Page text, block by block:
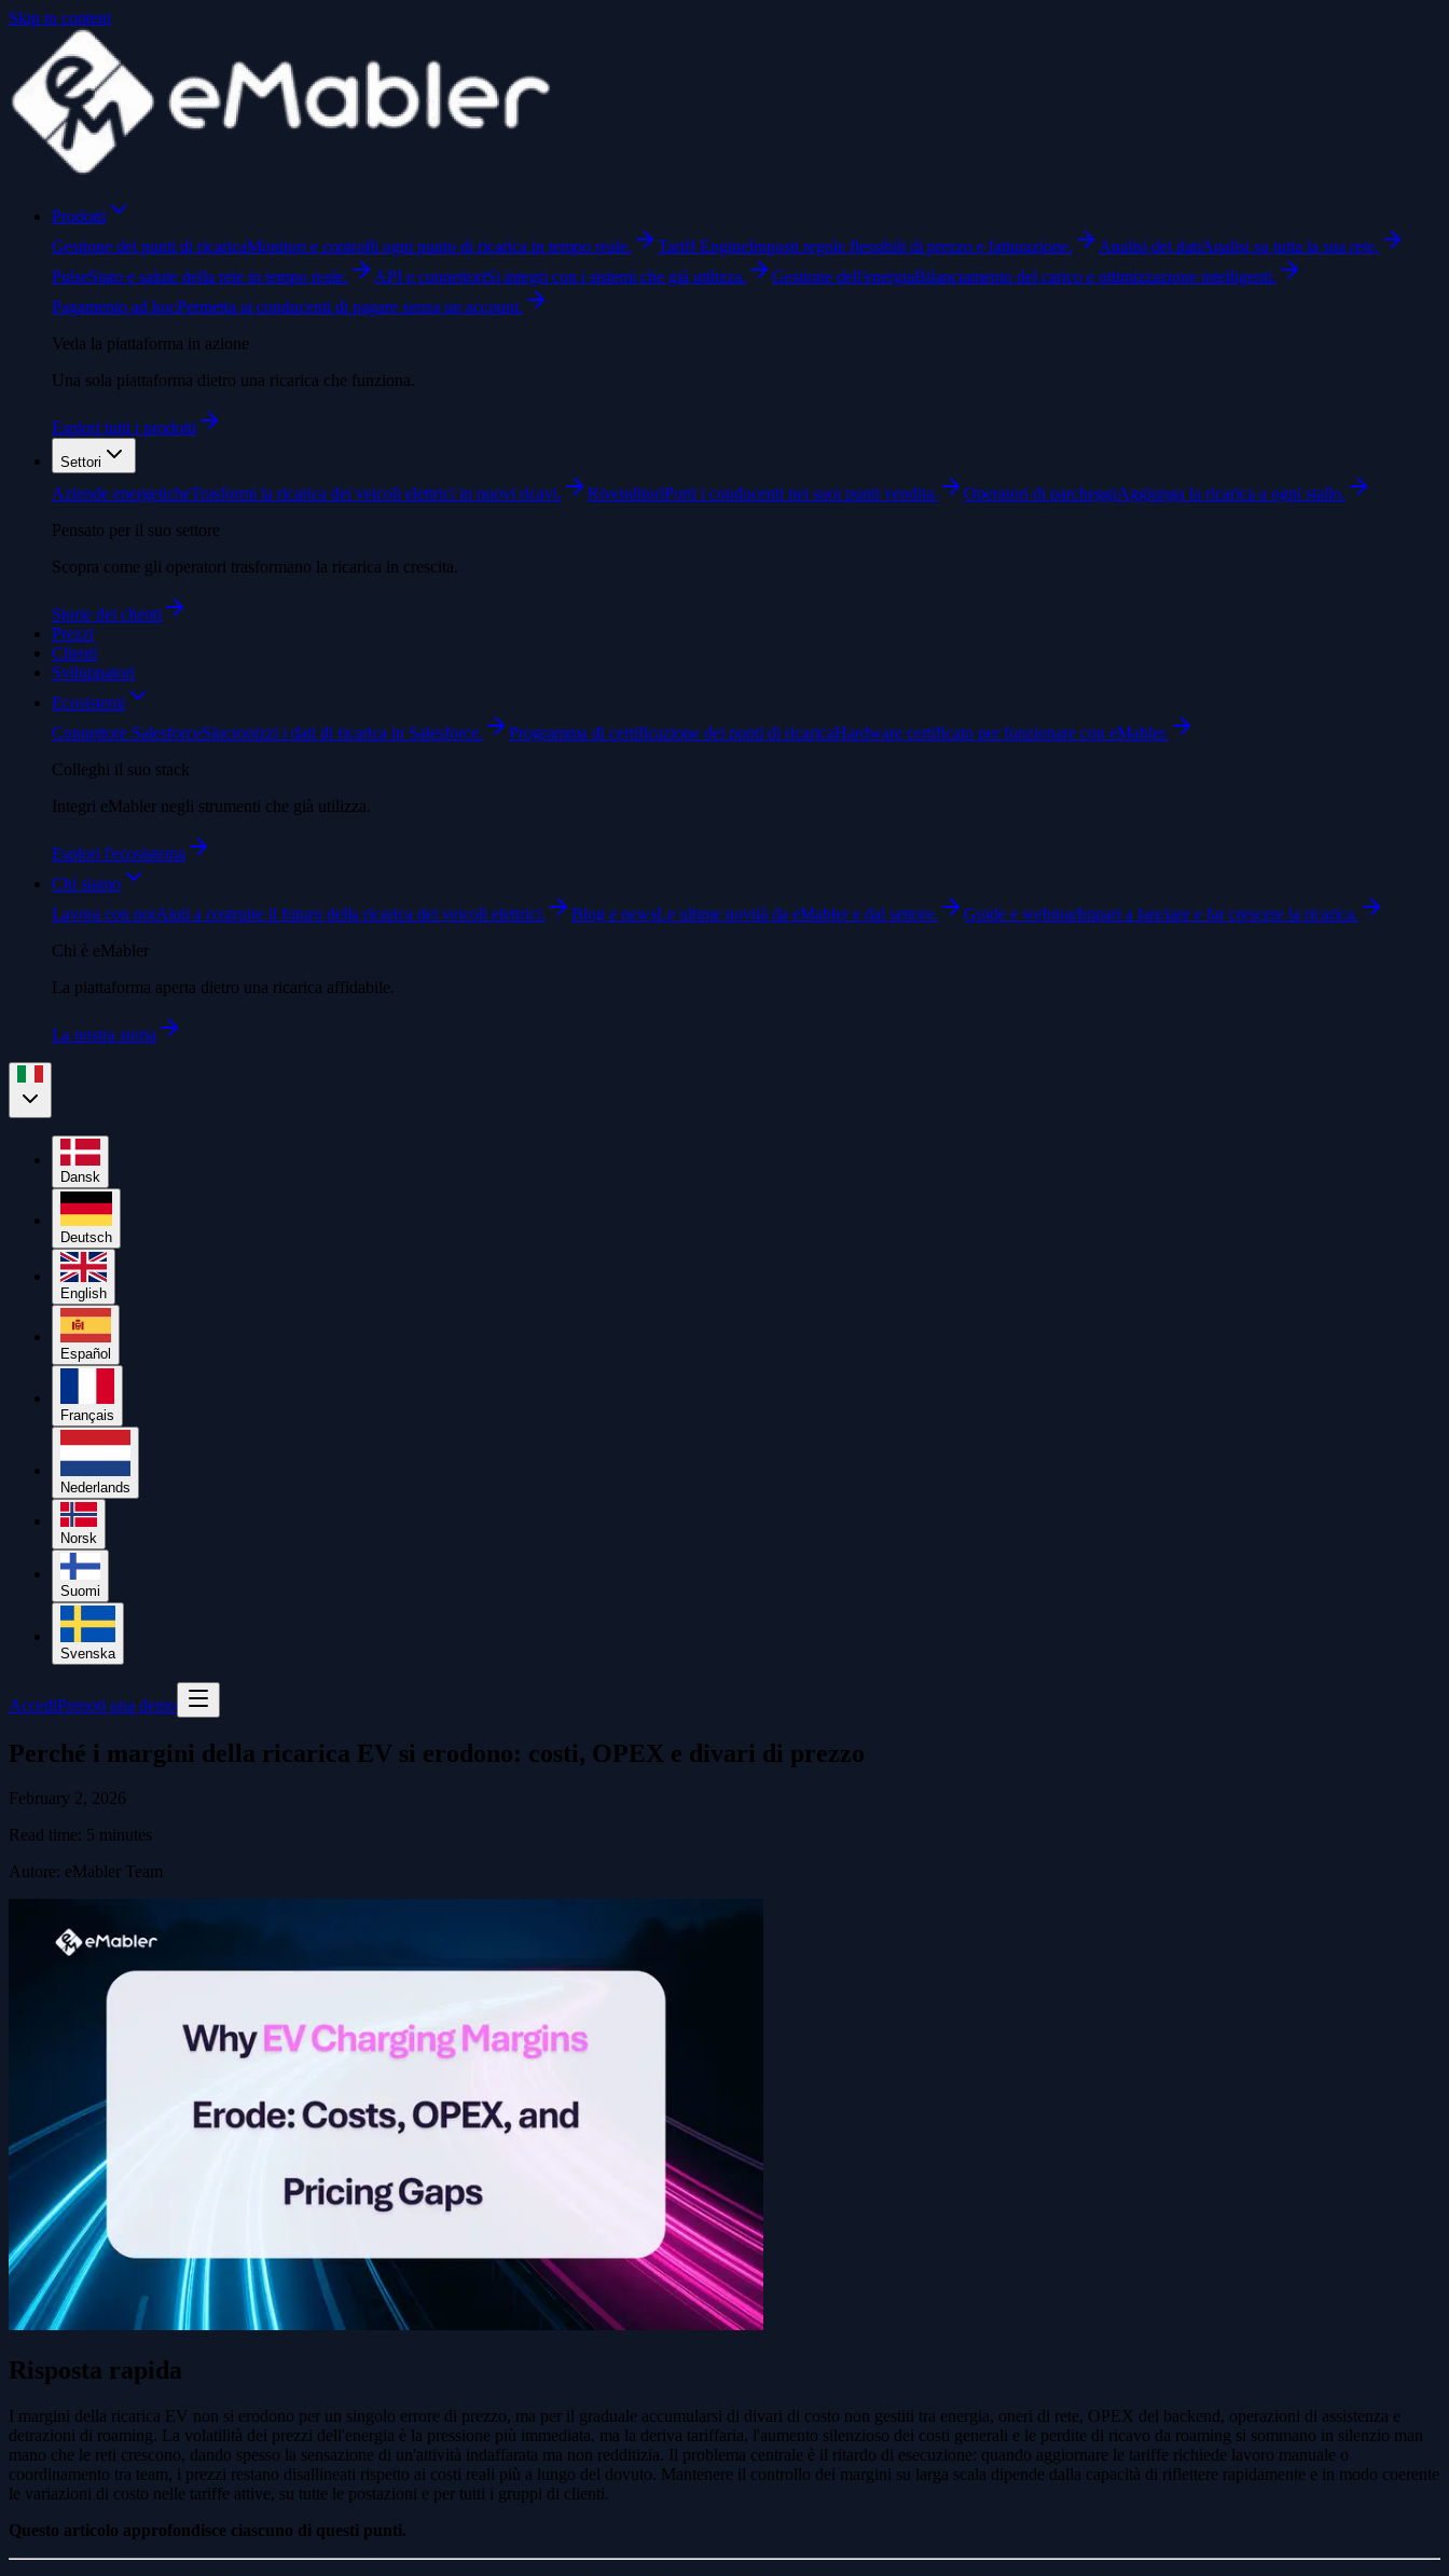
Skip to content
Prodotti
Gestione dei punti di ricaricaMonitori e controlli ogni punto di ricarica in tempo reale. Tariff EngineImposti regole flessibili di prezzo e fatturazione. Analisi dei datiAnalisi su tutta la sua rete.
PulseStato e salute della rete in tempo reale. API e connettoriSi integri con i sistemi che già utilizza. Gestione dell'energiaBilanciamento del carico e ottimizzazione intelligenti.
Pagamento ad hocPermetta ai conducenti di pagare senza un account.
Veda la piattaforma in azione
Una sola piattaforma dietro una ricarica che funziona.
Esplori tutti i prodotti
Settori
Aziende energeticheTrasformi la ricarica dei veicoli elettrici in nuovi ricavi. RivenditoriPorti i conducenti nei suoi punti vendita. Operatori di parcheggiAggiunga la ricarica a ogni stallo.
Pensato per il suo settore
Scopra come gli operatori trasformano la ricarica in crescita.
Storie dei clienti
Prezzi
Clienti
Sviluppatori
Ecosistemi
Connettore SalesforceSincronizzi i dati di ricarica in Salesforce. Programma di certificazione dei punti di ricaricaHardware certificato per funzionare con eMabler.
Colleghi il suo stack
Integri eMabler negli strumenti che già utilizza.
Esplori l'ecosistema
Chi siamo
Lavora con noiAiuti a costruire il futuro della ricarica dei veicoli elettrici. Blog e newsLe ultime novità da eMabler e dal settore. Guide e webinarImpari a lanciare e far crescere la ricarica.
Chi è eMabler
La piattaforma aperta dietro una ricarica affidabile.
La nostra storia
Dansk
Deutsch
English
Español
Français
Nederlands
Norsk
Suomi
Svenska
AccediPrenoti una demo
Perché i margini della ricarica EV si erodono: costi, OPEX e divari di prezzo
February 2, 2026
Read time: 5 minutes
Autore: eMabler Team
Risposta rapida
I margini della ricarica EV non si erodono per un singolo errore di prezzo, ma per il graduale accumularsi di divari di costo non gestiti tra energia, oneri di rete, OPEX del backend, operazioni di assistenza e
detrazioni di roaming. La volatilità dei prezzi dell'energia è la pressione più immediata, ma la deriva tariffaria, l'aumento silenzioso dei costi generali e le perdite di ricavo da roaming si sommano in silenzio man
mano che le reti crescono, dando spesso la sensazione di un'attività indaffarata ma non redditizia. Il problema centrale è il ritardo di esecuzione: quando aggiornare le tariffe richiede lavoro manuale o
coordinamento tra team, i prezzi restano disallineati rispetto ai costi reali più a lungo del dovuto. Mantenere il controllo dei margini su larga scala dipende dalla capacità di riflettere rapidamente e in modo coerente
le variazioni di costo nelle tariffe attive, su tutte le postazioni e per tutti i gruppi di clienti.
Questo articolo approfondisce ciascuno di questi punti.